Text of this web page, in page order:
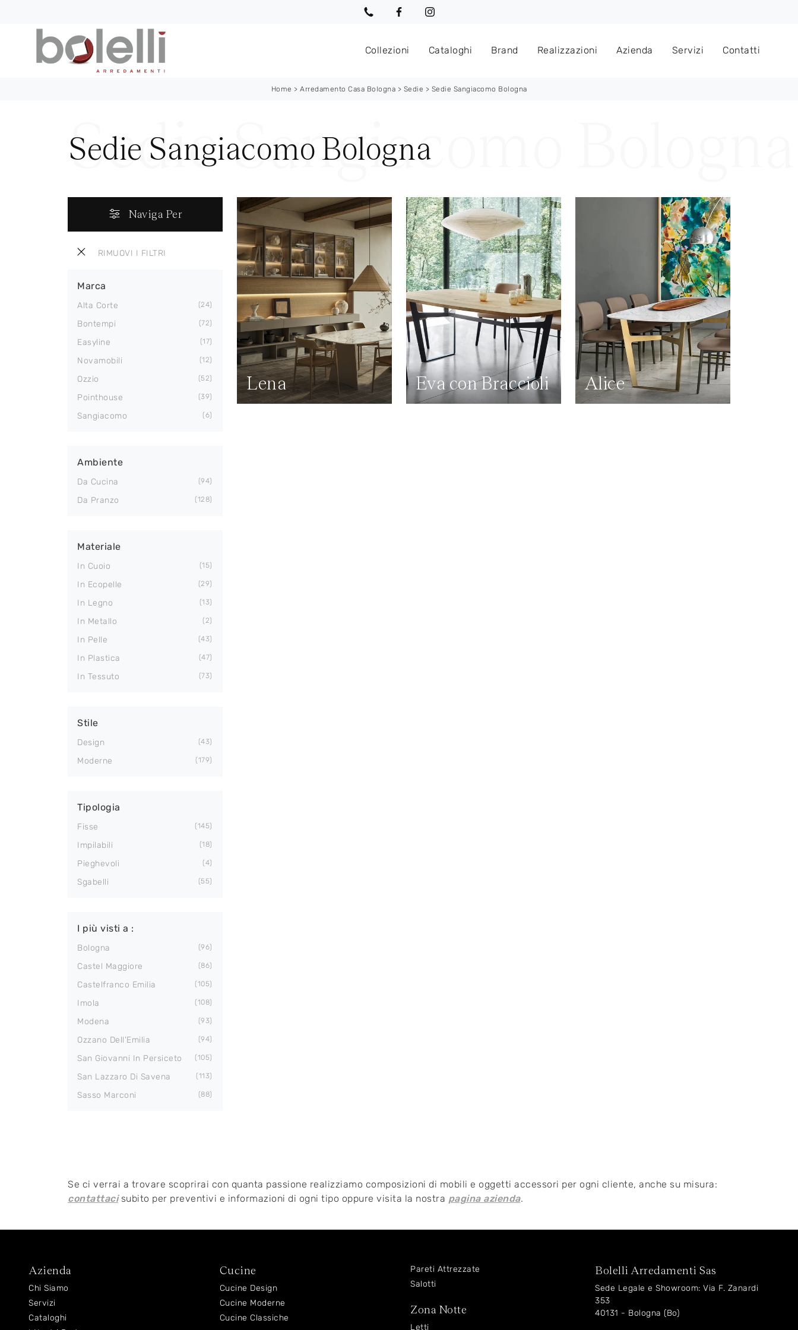
Collezioni Cataloghi Brand Realizzazioni Azienda Servizi Contatti
Home > Arredamento Casa Bologna > Sedie > Sedie Sangiacomo Bologna
Sedie Sangiacomo Bologna
Naviga Per
RIMUOVI I FILTRI
Marca
Alta Corte 24
Bontempi 72
Easyline 17
Novamobili 12
Ozzio 52
Pointhouse 39
Sangiacomo 6
Ambiente
Da Cucina 94
Da Pranzo 128
Materiale
In Cuoio 15
In Ecopelle 29
In Legno 13
In Metallo 2
In Pelle 43
In Plastica 47
In Tessuto 73
Stile
Design 43
Moderne 179
Tipologia
Fisse 145
Impilabili 18
Pieghevoli 4
Sgabelli 55
I più visti a :
Bologna 96
Castel Maggiore 86
Castelfranco Emilia 105
Imola 108
Modena 93
Ozzano Dell'Emilia 94
San Giovanni In Persiceto 105
San Lazzaro Di Savena 113
Sasso Marconi 88
Lena Eva con Braccioli Alice
Se ci verrai a trovare scoprirai con quanta passione realizziamo composizioni di mobili e oggetti accessori per ogni cliente, anche su misura:
contattacisubito per preventivi e informazioni di ogni tipo oppure visita la nostra pagina azienda.
Azienda
Chi Siamo
Servizi
Cataloghi
Cucine
Cucine Design
Cucine Moderne
Cucine Classiche
Pareti Attrezzate
Salotti
Zona Notte
Letti
Bolelli Arredamenti Sas
Sede Legale e Showroom: Via F. Zanardi
353
40131 - Bologna (Bo)